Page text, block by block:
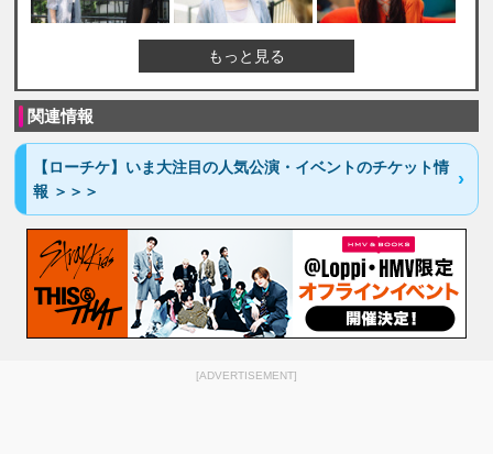
もっと見る
関連情報
【ローチケ】いま大注目の人気公演・イベントのチケット情
報 ＞＞＞
[ADVERTISEMENT]